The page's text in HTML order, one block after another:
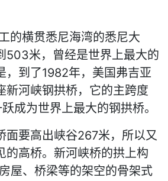
的横贯悉尼海湾的悉尼大
503米，曾经是世界上最大的
，到了1982年，美国弗吉亚
新河峡钢拱桥，它的主跨度
成为世界上最大的钢拱桥。
面要高出峡谷267米，所以又
的高桥。新河峡桥的拱上构
屋、桥梁等的架空的骨架式